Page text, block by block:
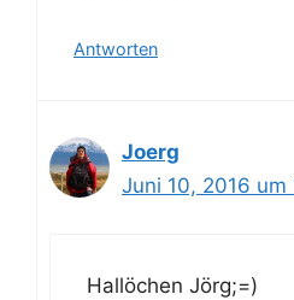
Antworten
Joerg
Juni 10, 2016 um
Hallöchen Jörg;=)